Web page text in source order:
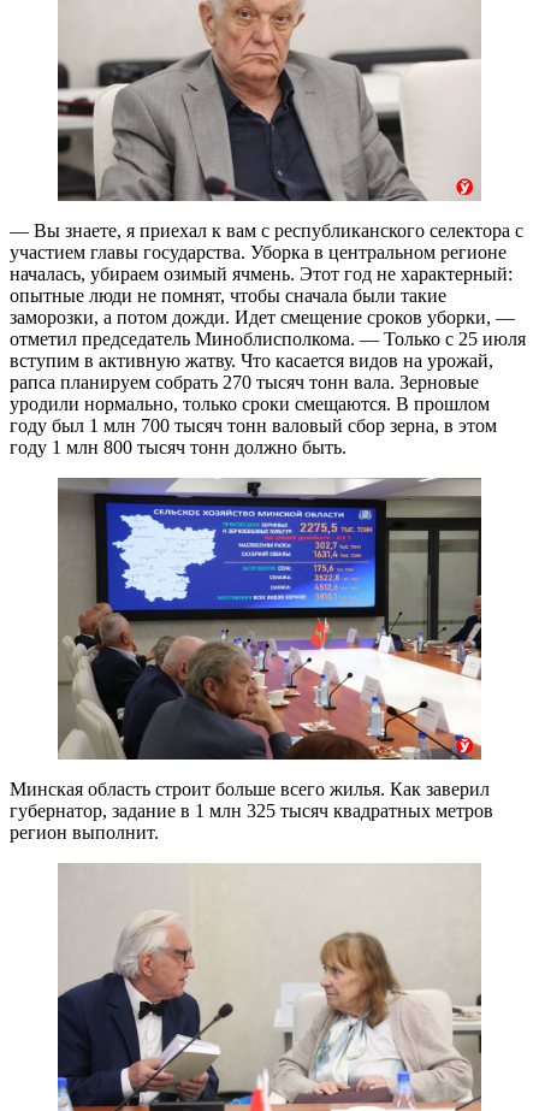
— Вы знаете, я приехал к вам с республиканского селектора с
участием главы государства. Уборка в центральном регионе
началась, убираем озимый ячмень. Этот год не характерный:
опытные люди не помнят, чтобы сначала были такие
заморозки, а потом дожди. Идет смещение сроков уборки, —
отметил председатель Миноблисполкома. — Только с 25 июля
вступим в активную жатву. Что касается видов на урожай,
рапса планируем собрать 270 тысяч тонн вала. Зерновые
уродили нормально, только сроки смещаются. В прошлом
году был 1 млн 700 тысяч тонн валовый сбор зерна, в этом
году 1 млн 800 тысяч тонн должно быть.
Минская область строит больше всего жилья. Как заверил
губернатор, задание в 1 млн 325 тысяч квадратных метров
регион выполнит.